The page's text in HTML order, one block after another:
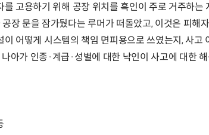
고용하기 위해 공장 위치를 흑인이 주로 거주하
장 문을 잠가뒀다는 루머가 떠돌았고, 이것은 피해
이 어떻게 시스템의 책임 면피용으로 쓰였는지, 사
아가 인종·계급·성별에 대한 낙인이 사고에 대한